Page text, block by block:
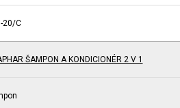
20/C
ŠAMPON A KONDICIONÉR 2 V 1